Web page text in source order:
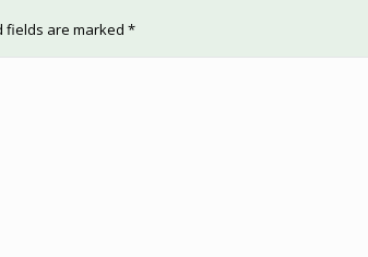
fields are marked *